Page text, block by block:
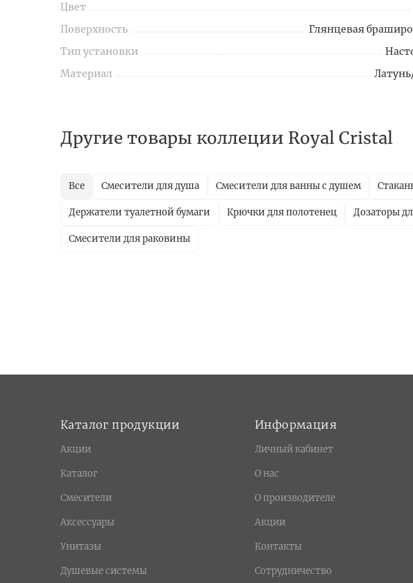
Цвет
Поверхность
Глянцевая
Тип установки
Материал
Другие товары коллеции Royal Cristal
Все Смесители для душа Смесители для ванны с душем
Держатели туалетной бумаги Крючки для полотенец Дозаторы
Смесители для раковины
Каталог продукции
Акции
Каталог
Смесители
Аксессуары
Унитазы
Душевые системы
Информация
Личный кабинет
О нас
О производителе
Акции
Контакты
Сотрудничество